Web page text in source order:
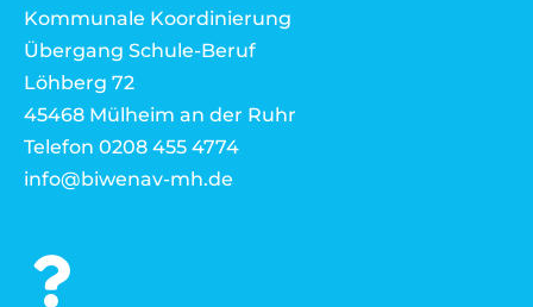
Kommunale Koordinierung
Übergang Schule-Beruf
Löhberg 72
45468 Mülheim an der Ruhr
Telefon 0208 455 4774
info@biwenav-mh.de